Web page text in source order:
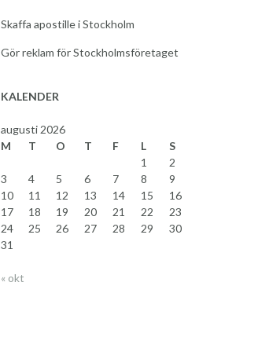
Skaffa apostille i Stockholm
Gör reklam för Stockholmsföretaget
KALENDER
augusti 2026
M
T O T F L
S
1
2
3
4 5 6 7 8
9
10
11 12 13 14 15
16
17
18 19 20 21 22
23
24
25 26 27 28 29
30
31
« okt